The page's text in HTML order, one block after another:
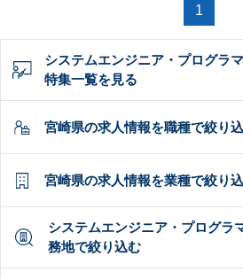
1
システムエンジニア・プログラ
特集一覧を見る
宮崎県の求人情報を職種で絞り
宮崎県の求人情報を業種で絞り
システムエンジニア・プログラ
務地で絞り込む